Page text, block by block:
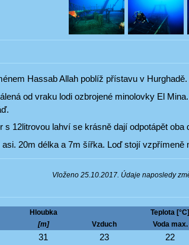
Hassab Allah poblíž přístavu v Hurghadě.
od vraku lodi ozbrojené minolovky El
s 12litrovou lahví se krásně dají odpotápět
20m délka a 7m šířka. Loď stojí vzpřímeně
Vloženo 25.10.2017. Údaje naposledy
Hloubka Teplota [°C]
[m] Vzduch Voda max.
31 23 22